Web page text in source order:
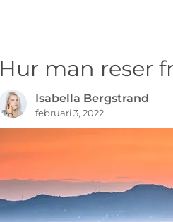
Hur man reser
Isabella Bergstrand
februari 3, 2022